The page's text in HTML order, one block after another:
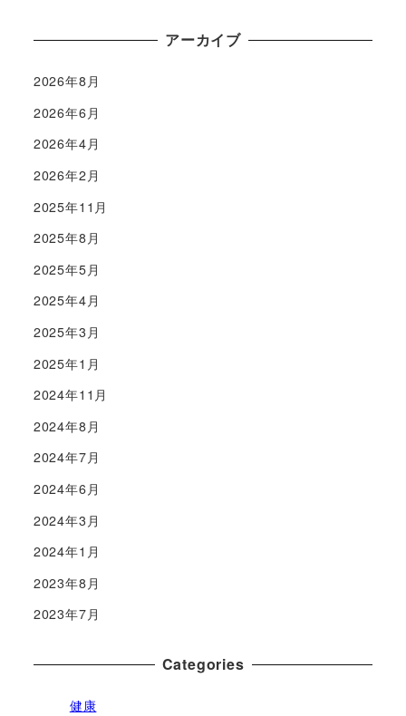
アーカイブ
2026年8月
2026年6月
2026年4月
2026年2月
2025年11月
2025年8月
2025年5月
2025年4月
2025年3月
2025年1月
2024年11月
2024年8月
2024年7月
2024年6月
2024年3月
2024年1月
2023年8月
2023年7月
Categories
健康